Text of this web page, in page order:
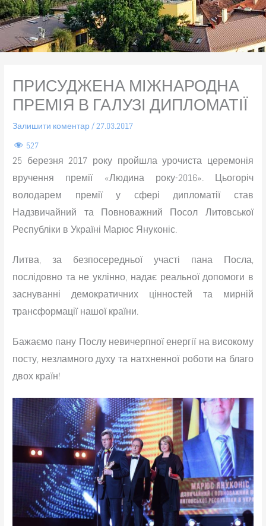
ПРИСУДЖЕНА МІЖНАРОДНА
ПРЕМІЯ В ГАЛУЗІ ДИПЛОМАТІЇ
Залишити коментар/27.03.2017
527
25 березня 2017 року пройшла урочиста церемонія
вручення премії «Людина року-2016». Цьогоріч
володарем премії у сфері дипломатії став
Надзвичайний та Повноважний Посол Литовської
Республіки в Україні Марюс Януконіс.
Литва, за безпосередньої участі пана Посла,
послідовно та не уклінно, надає реальної допомоги в
заснуванні демократичних цінностей та мирній
трансформації нашої країни.
Бажаємо пану Послу невичерпної енергії на високому
посту, незламного духу та натхненної роботи на благо
двох країн!